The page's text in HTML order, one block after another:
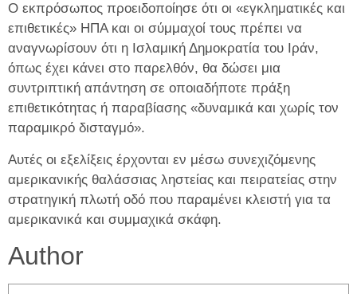
Ο εκπρόσωπος προειδοποίησε ότι οι «εγκληματικές και
επιθετικές» ΗΠΑ και οι σύμμαχοί τους πρέπει να
αναγνωρίσουν ότι η Ισλαμική Δημοκρατία του Ιράν,
όπως έχει κάνει στο παρελθόν, θα δώσει μια
συντριπτική απάντηση σε οποιαδήποτε πράξη
επιθετικότητας ή παραβίασης «δυναμικά και χωρίς τον
παραμικρό δισταγμό».
Αυτές οι εξελίξεις έρχονται εν μέσω συνεχιζόμενης
αμερικανικής θαλάσσιας ληστείας και πειρατείας στην
στρατηγική πλωτή οδό που παραμένει κλειστή για τα
αμερικανικά και συμμαχικά σκάφη.
Author